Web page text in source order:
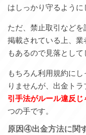
はしっかり守るように
ただ、禁止取引などを
掲載されている上、
もあるので見落として
もちろん利用規約に
りませんが、出金ト
引手法がルール違反
つの手です。
原因④出金方法に関